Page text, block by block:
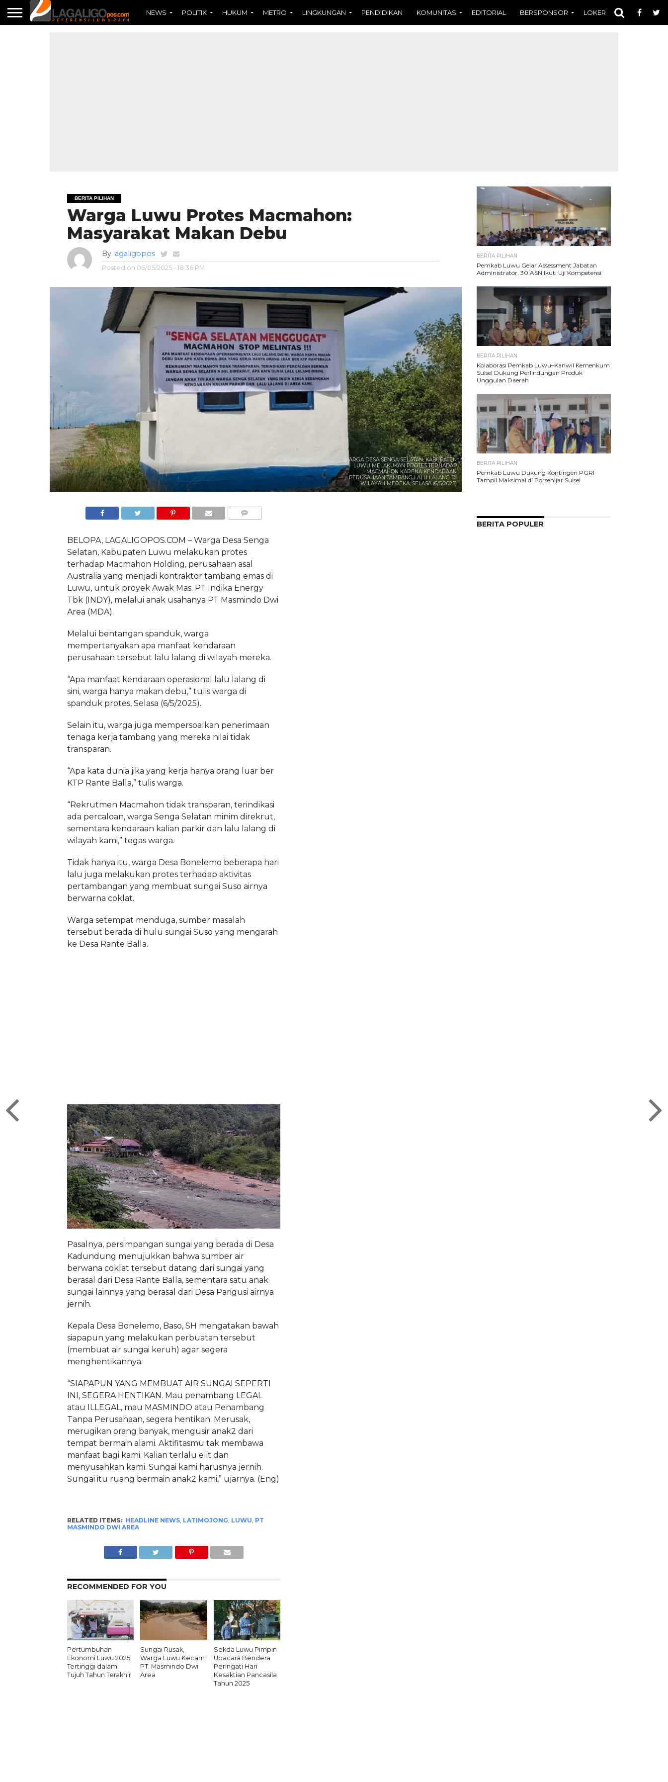
NEWS POLITIK HUKUM METRO LINGKUNGAN PENDIDIKAN KOMUNITAS EDITORIAL BERSPONSOR LOKER OPINI
BERITA PILIHAN
Warga Luwu Protes Macmahon:
Masyarakat Makan Debu
By lagaligopos
Posted on 06/05/2025 - 18:36 PM
WARGA DESA SENGA SELATAN, KABUPATEN
LUWU MELAKUKAN PROTES TERHADAP
MACMAHON KARENA KENDARAAN
PERUSAHAAN TAMBANG LALU LALANG DI
WILAYAH MEREKA, SELASA (6/5/2025)
BELOPA, LAGALIGOPOS.COM – Warga Desa Senga
Selatan, Kabupaten Luwu melakukan protes
terhadap Macmahon Holding, perusahaan asal
Australia yang menjadi kontraktor tambang emas di
Luwu, untuk proyek Awak Mas. PT Indika Energy
Tbk (INDY), melalui anak usahanya PT Masmindo Dwi
Area (MDA).
Melalui bentangan spanduk, warga
mempertanyakan apa manfaat kendaraan
perusahaan tersebut lalu lalang di wilayah mereka.
“Apa manfaat kendaraan operasional lalu lalang di
sini, warga hanya makan debu,” tulis warga di
spanduk protes, Selasa (6/5/2025).
Selain itu, warga juga mempersoalkan penerimaan
tenaga kerja tambang yang mereka nilai tidak
transparan.
“Apa kata dunia jika yang kerja hanya orang luar ber
KTP Rante Balla,” tulis warga.
“Rekrutmen Macmahon tidak transparan, terindikasi
ada percaloan, warga Senga Selatan minim direkrut,
sementara kendaraan kalian parkir dan lalu lalang di
wilayah kami,” tegas warga.
Tidak hanya itu, warga Desa Bonelemo beberapa hari
lalu juga melakukan protes terhadap aktivitas
pertambangan yang membuat sungai Suso airnya
berwarna coklat.
Warga setempat menduga, sumber masalah
tersebut berada di hulu sungai Suso yang mengarah
ke Desa Rante Balla.
Pasalnya, persimpangan sungai yang berada di Desa
Kadundung menujukkan bahwa sumber air
berwana coklat tersebut datang dari sungai yang
berasal dari Desa Rante Balla, sementara satu anak
sungai lainnya yang berasal dari Desa Parigusi airnya
jernih.
Kepala Desa Bonelemo, Baso, SH mengatakan bawah
siapapun yang melakukan perbuatan tersebut
(membuat air sungai keruh) agar segera
menghentikannya.
“SIAPAPUN YANG MEMBUAT AIR SUNGAI SEPERTI
INI, SEGERA HENTIKAN. Mau penambang LEGAL
atau ILLEGAL, mau MASMINDO atau Penambang
Tanpa Perusahaan, segera hentikan. Merusak,
merugikan orang banyak, mengusir anak2 dari
tempat bermain alami. Aktifitasmu tak membawa
manfaat bagi kami. Kalian terlalu elit dan
menyusahkan kami. Sungai kami harusnya jernih.
Sungai itu ruang bermain anak2 kami,” ujarnya. (Eng)
RELATED ITEMS: HEADLINE NEWS, LATIMOJONG, LUWU, PT
MASMINDO DWI AREA
RECOMMENDED FOR YOU
Pertumbuhan
Ekonomi Luwu 2025
Tertinggi dalam
Tujuh Tahun Terakhir
Sungai Rusak,
Warga Luwu Kecam
PT. Masmindo Dwi
Area
Sekda Luwu Pimpin
Upacara Bendera
Peringati Hari
Kesaktian Pancasila
Tahun 2025
BERITA PILIHAN
Pemkab Luwu Gelar Assessment Jabatan
Administrator, 30 ASN Ikuti Uji Kompetensi
BERITA PILIHAN
Kolaborasi Pemkab Luwu–Kanwil Kemenkum
Sulsel Dukung Perlindungan Produk
Unggulan Daerah
BERITA PILIHAN
Pemkab Luwu Dukung Kontingen PGRI
Tampil Maksimal di Porsenijar Sulsel
BERITA POPULER